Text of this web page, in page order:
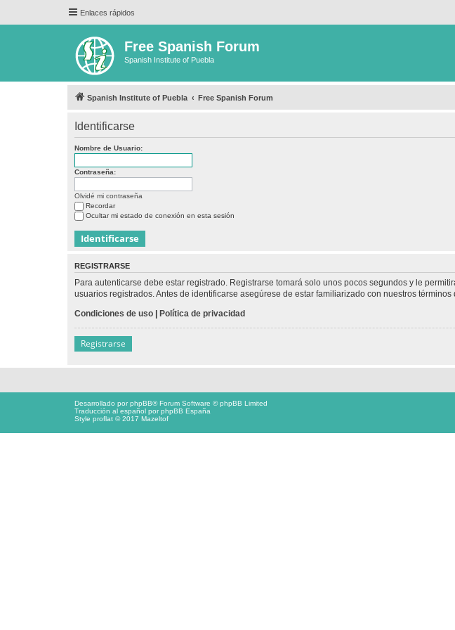
Enlaces rápidos
Free Spanish Forum
Spanish Institute of Puebla
Spanish Institute of Puebla Free Spanish Forum
Identificarse
Nombre de Usuario:
Contraseña:
Olvidé mi contraseña
Recordar
Ocultar mi estado de conexión en esta sesión
REGISTRARSE
Para autenticarse debe estar registrado. Registrarse tomará solo unos pocos segundos y le
usuarios registrados. Antes de identificarse asegúrese de estar familiarizado con nuestros
Condiciones de uso | Política de privacidad
Registrarse
Desarrollado porphpBB® Forum Software © phpBB Limited
Traducción al español porphpBB España
Style proflat © 2017 Mazeltof